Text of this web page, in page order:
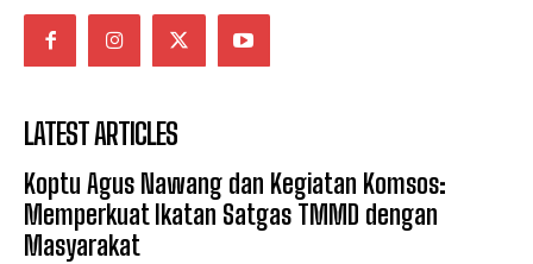
LATEST ARTICLES
Koptu Agus Nawang dan Kegiatan Komsos:
Memperkuat Ikatan Satgas TMMD dengan
Masyarakat